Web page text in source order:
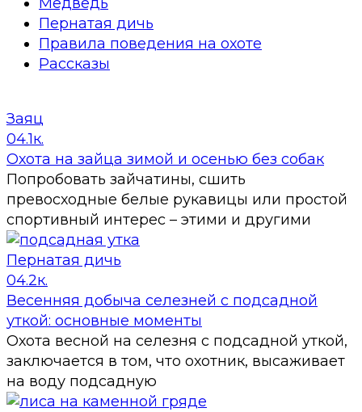
Пернатая дичь
Правила поведения на охоте
Рассказы
Заяц
04.1к.
Охота на зайца зимой и осенью без собак
Попробовать зайчатины, сшить
превосходные белые рукавицы или простой
спортивный интерес – этими и другими
Пернатая дичь
04.2к.
Весенняя добыча селезней с подсадной
уткой: основные моменты
Охота весной на селезня с подсадной уткой,
заключается в том, что охотник, высаживает
на воду подсадную